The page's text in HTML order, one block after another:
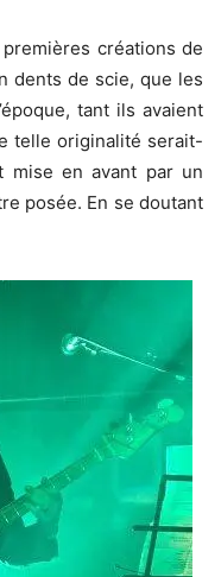
créations de
dents de scie, que les
tant ils avaient
telle originalité serait-
mise en avant par un
posée. En se doutant